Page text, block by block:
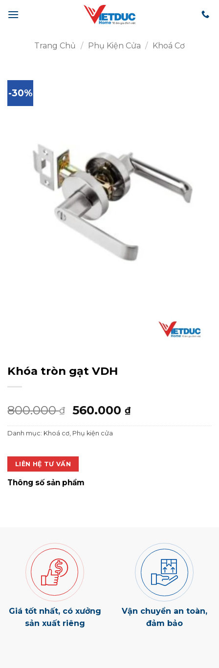
qua
Trang Chủ / Phụ Kiện Cửa / Khoá Cơ
-30%
Khóa tròn gạt VDH
800.000₫
Giá
gốc
là:
560.000 ₫Giá
hiện
Danh mục: Khoá cơ, Phụ kiện cửa
LIÊN HỆ TƯ VẤN
Thông số sản phẩm
Giá tốt nhất, có xưởng
sản xuất riêng
Vận chuyển an toàn,
đảm bảo